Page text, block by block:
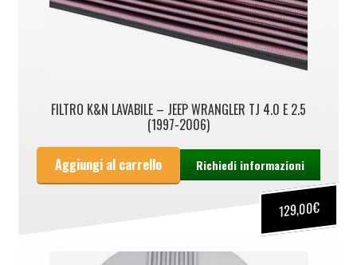
FILTRO K&N LAVABILE – JEEP WRANGLER TJ 4.0 E 2.5
(1997-2006)
129,00€
Aggiungi al carrello Richiedi informazioni